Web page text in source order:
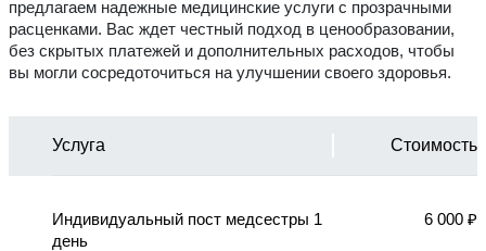
предлагаем надежные медицинские услуги с прозрачными
расценками. Вас ждет честный подход в ценообразовании,
без скрытых платежей и дополнительных расходов, чтобы
вы могли сосредоточиться на улучшении своего здоровья.
Услуга Стоимость
Индивидуальный пост медсестры 1
день
6 000 ₽